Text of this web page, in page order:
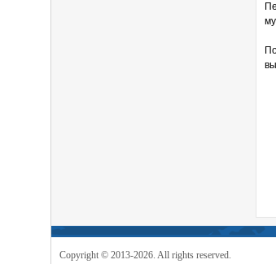
Copyright © 2013-2026. All rights reserved.